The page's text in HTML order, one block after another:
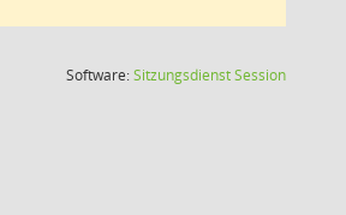
Software:SitzungsdienstSession(Wird in